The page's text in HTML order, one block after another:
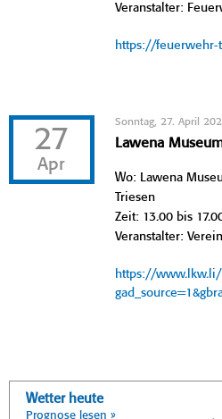
Veranstalter:
https://
27
Apr
Sonntag, 27. April
Lawena
Wo: Lawena
Triesen
Zeit: 13.00 bis
Veranstalter:
https://
Wetter heute
Prognose lesen »